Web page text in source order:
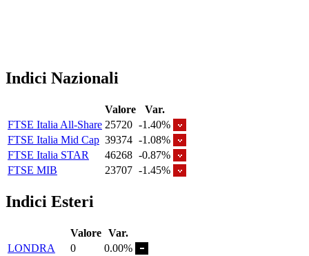
Indici Nazionali
Valore
Var.
FTSE Italia All-Share 25720 -1.40%
FTSE Italia Mid Cap 39374 -1.08%
FTSE Italia STAR
46268 -0.87%
FTSE MIB
23707 -1.45%
Indici Esteri
Valore Var.
LONDRA
0
0.00%